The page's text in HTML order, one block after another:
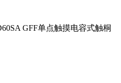
GFF单点触摸电容式触桐